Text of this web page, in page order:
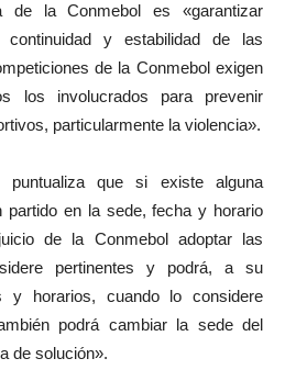
la Conmebol es «garantizar
continuidad y estabilidad de las
de la Conmebol exigen
los involucrados para prevenir
particularmente la violencia».
que si existe alguna
partido en la sede, fecha y horario
de la Conmebol adoptar las
pertinentes y podrá, a su
y horarios, cuando lo considere
podrá cambiar la sede del
de solución».